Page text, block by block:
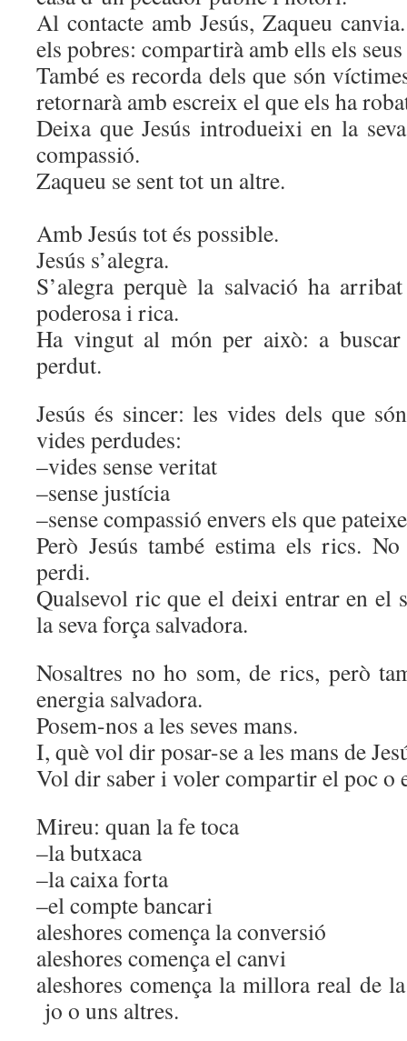
Al contacte amb Jesús, Zaqueu
els pobres: compartirà amb ells els
També es recorda dels que són
retornarà amb escreix el que els ha
Deixa que Jesús introdueixi en la
compassió.
Zaqueu se sent
Amb Jesús tot és possible.
Jesús s’alegra.
S’alegra perquè la salvació ha
poderosa i rica.
Ha vingut al món per això: a
perdut.
Jesús és sincer: les vides dels que
vides perdudes:
–vides sense veritat
–sense justícia
–sense compassió envers els que
Però Jesús també estima els rics.
perdi.
Qualsevol ric que el deixi entrar en el
la seva força salvadora.
Nosaltres no ho som, de rics, però
energia salvadora.
Posem-nos a les seves mans.
I, què vol dir posar-se a les mans de
Vol dir saber i voler compartir el poc o
Mireu: quan la fe toca
–la butxaca
–la caixa forta
–el compte bancari
aleshores comença la conversió
aleshores comença el canvi
aleshores comença la millora real de
jo o uns altres.